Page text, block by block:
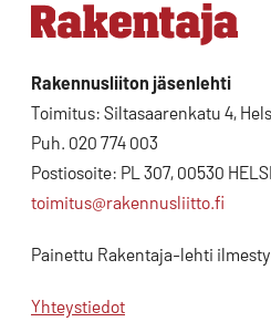
Rakennusliiton jäsenlehti
Toimitus: Siltasaarenkatu 4,
Puh. 020 774 003
Postiosoite: PL 307, 00530
toimitus@rakennusliitto.fi
Painettu Rakentaja-lehti
Yhteystiedot